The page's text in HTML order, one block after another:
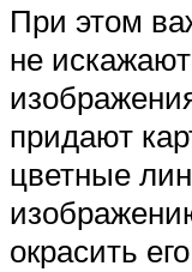
При этом
не
придают
цветные
окрасить